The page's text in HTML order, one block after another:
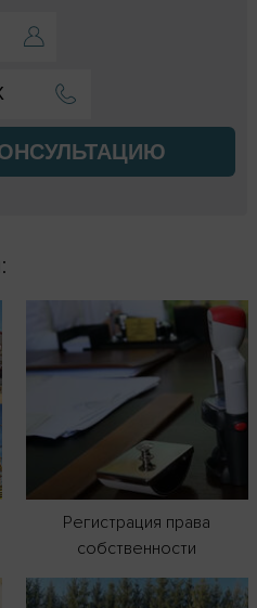
Регистрация права
собственности